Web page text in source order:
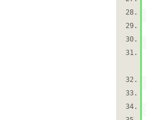
28.
29.
30.
31.
32.
33.
34.